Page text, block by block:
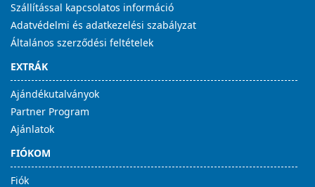
Szállítással kapcsolatos információ
Adatvédelmi és adatkezelési szabályzat
Általános szerződési feltételek
EXTRÁK
Ajándékutalványok
Partner Program
Ajánlatok
FIÓKOM
Fiók